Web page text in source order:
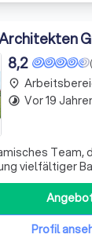
8,2
vielfältiger
an
in den
Bautechnik,
Projekte
Profil
place
timelapse Vor 19